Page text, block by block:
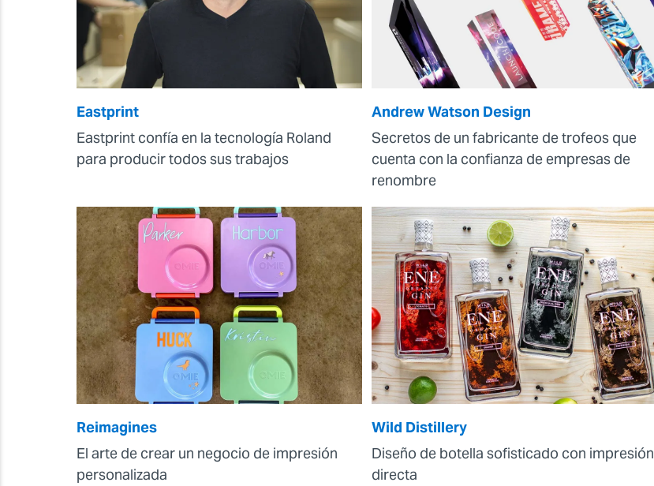
Eastprint
Eastprint confía en la tecnología Roland
para producir todos sus trabajos
Andrew Watson Design
Secretos de un fabricante de trofeos que
cuenta con la confianza de empresas de
renombre
Reimagines
El arte de crear un negocio de impresión
personalizada
Wild Distillery
Diseño de botella sofisticado con impresión
directa